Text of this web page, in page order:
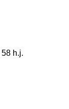
58 h.j.